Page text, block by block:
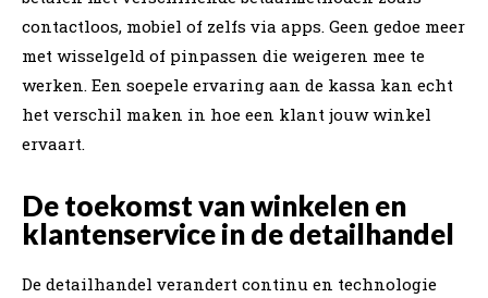
contactloos, mobiel of zelfs via apps. Geen gedoe meer
met wisselgeld of pinpassen die weigeren mee te
werken. Een soepele ervaring aan de kassa kan echt
het verschil maken in hoe een klant jouw winkel
ervaart.
De toekomst van winkelen en
klantenservice in de detailhandel
De detailhandel verandert continu en technologie